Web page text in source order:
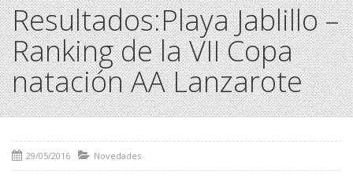
Resultados:Playa Jablillo –
Ranking de la VII Copa
natación AA Lanzarote
29/05/2016 Novedades